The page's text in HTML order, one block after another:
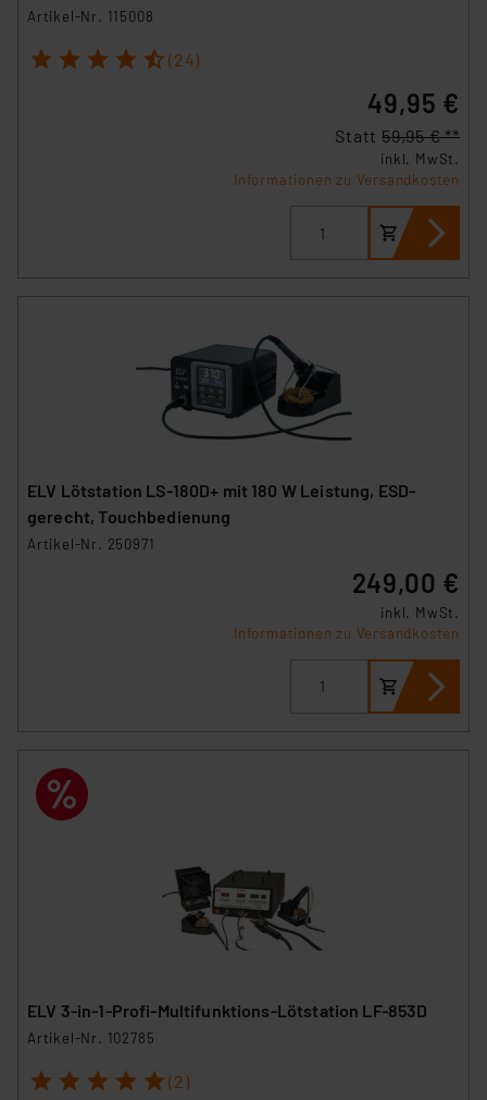
Artikel-Nr. 115008
1 2 3 4 5 (24)
49,95 €
Statt 59,95 € **
inkl. MwSt.
Informationen zu Versandkosten
ELV Lötstation LS-180D+ mit 180 W Leistung, ESD-
gerecht, Touchbedienung
Artikel-Nr. 250971
249,00 €
inkl. MwSt.
Informationen zu Versandkosten
ELV 3-in-1-Profi-Multifunktions-Lötstation LF-853D
Artikel-Nr. 102785
1 2 3 4 5 (2)